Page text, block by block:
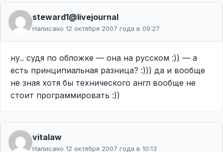
steward1@livejournal
Написано 12 октября 2007 года в 09:27
ну.. судя по обложке — она на русском :)) — а
есть принципиальная разница? :))) да и вообще
не зная хотя бы технического англ вообще не
стоит программировать :))
vitalaw
Написано 12 октября 2007 года в 10:13